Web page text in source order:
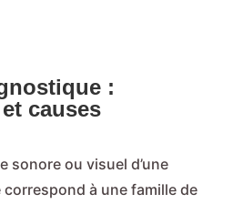
:
causes
sonore ou visuel d’une
à une famille de